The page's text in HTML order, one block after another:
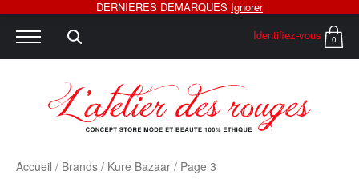
Identifiez-vous 0
Accueil / Brands / Kure Bazaar / Page 3
DERNIERES DEMARQUES Ignorer